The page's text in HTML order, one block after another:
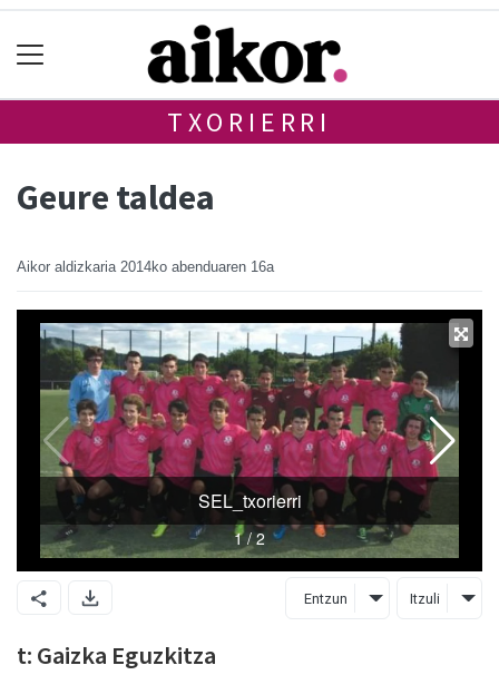
TXORIERRI
Geure taldea
Aikor aldizkaria 2014ko abenduaren 16a
Entzun Itzuli
t: Gaizka Eguzkitza